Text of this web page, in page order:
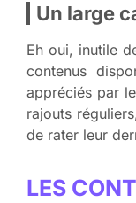
Un large
Eh oui, inutile
contenus
appréciés par
rajouts
de rater leur
LES